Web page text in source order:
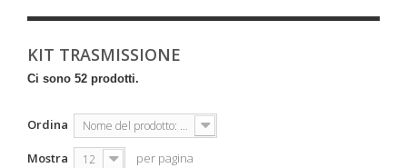
KIT TRASMISSIONE
Ci sono 52 prodotti.
Ordina Nome del prodotto: dalla A alla Z
Mostra 12 per pagina